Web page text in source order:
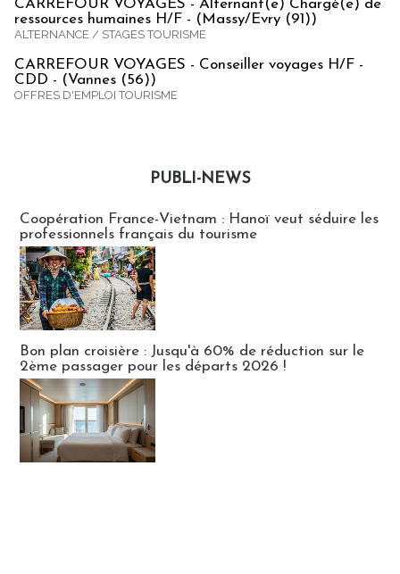
CARREFOUR VOYAGES - Alternant(e) Chargé(e) de
ressources humaines H/F - (Massy/Evry (91))
ALTERNANCE / STAGES TOURISME
CARREFOUR VOYAGES - Conseiller voyages H/F -
CDD - (Vannes (56))
OFFRES D'EMPLOI TOURISME
PUBLI-NEWS
Coopération France-Vietnam : Hanoï veut séduire les
professionnels français du tourisme
Bon plan croisière : Jusqu'à 60% de réduction sur le
2ème passager pour les départs 2026 !